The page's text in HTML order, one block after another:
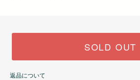
SOLD OUT
返品について